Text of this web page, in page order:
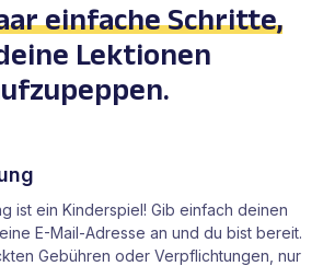
einfache Schritte,
Lektionen
ist ein Kinderspiel! Gib einfach deinen
E-Mail-Adresse an und du bist bereit.
Gebühren oder Verpflichtungen, nur